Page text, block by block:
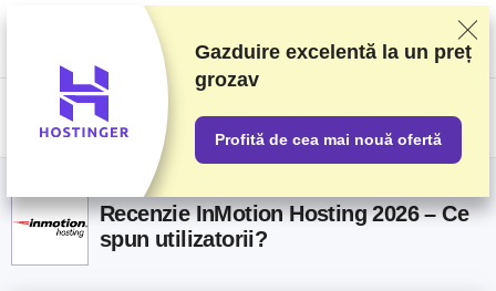
Clasificăm furnizorii pe baza unor teste și analize riguroase, dar luăm în
considerare și feedbackul vostru și acordurile comerciale pe care le avem
cu furnizorii. Această pagină conține link-uri de afiliat.Informare privind
publicitatea
US$
Recenzie InMotion Hosting 2026 – Ce
spun utilizatorii?
Gazduire excelentă la un preț
grozav
Profită de cea mai nouă ofertă